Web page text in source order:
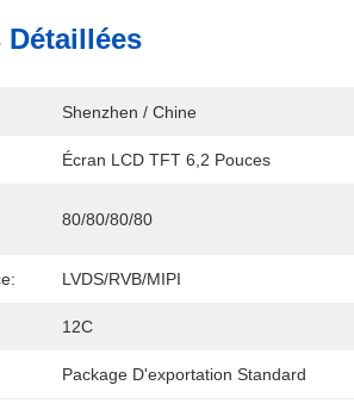
Shenzhen / Chine
Écran LCD TFT 6,2 Pouces
80/80/80/80
LVDS/RVB/MIPI
12C
Package D'exportation Standard